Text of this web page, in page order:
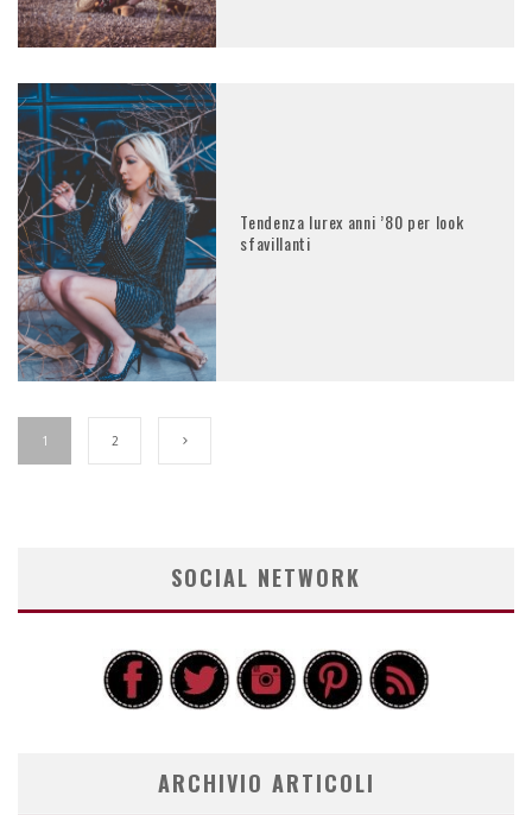
Tendenza lurex anni ’80 per look
sfavillanti
1 2
SOCIAL NETWORK
ARCHIVIO ARTICOLI